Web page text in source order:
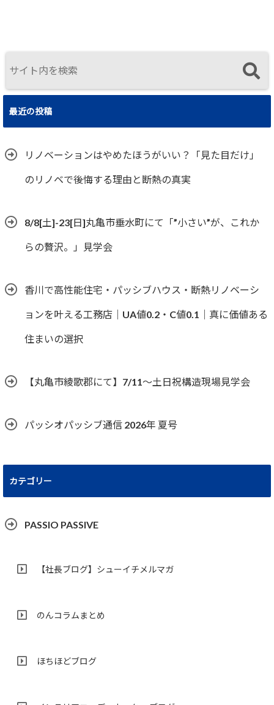
最近の投稿
リノベーションはやめたほうがいい？「見た目だけ」
のリノベで後悔する理由と断熱の真実
8/8[土]-23[日]丸亀市垂水町にて「”小さい”が、これか
らの贅沢。」見学会
香川で高性能住宅・パッシブハウス・断熱リノベーシ
ョンを叶える工務店｜UA値0.2・C値0.1｜真に価値ある
住まいの選択
【丸亀市綾歌郡にて】7/11～土日祝構造現場見学会
パッシオパッシブ通信 2026年 夏号
カテゴリー
PASSIO PASSIVE
【社長ブログ】シューイチメルマガ
のんコラムまとめ
ほちほどブログ